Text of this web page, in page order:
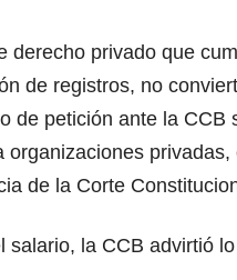
derecho privado que
de registros, no
de petición ante la CCB
organizaciones
de la Corte
salario, la CCB advirtió